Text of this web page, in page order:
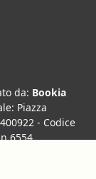
da: Bookia
Piazza
- Codice